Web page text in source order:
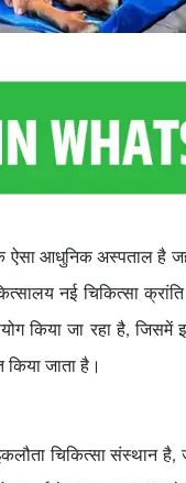
आधुनिक अस्पताल है
नई चिकित्सा
किया जा रहा है, जिसमें
किया जाता है।
चिकित्सा संस्थान